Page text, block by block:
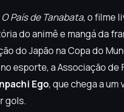
O País de Tanabata, o filme
do animê e mangá da
do Japão na Copa do
esporte, a Associação de
Ego, que chega a
gols.